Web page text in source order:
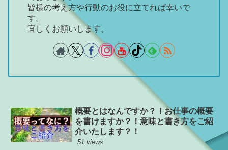
皆様の考え方や行動のお役に立てれば幸いで
す。
宜しくお願いします。
概要とはなんですか？！お仕事の概要
を書けますか？！意味と書き方をご紹
介いたします？！
51 views